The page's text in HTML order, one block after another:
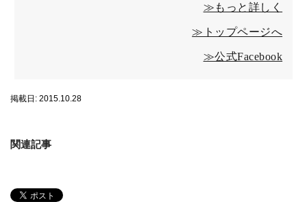
≫もっと詳しく
≫トップページへ
≫公式Facebook
掲載日: 2015.10.28
関連記事